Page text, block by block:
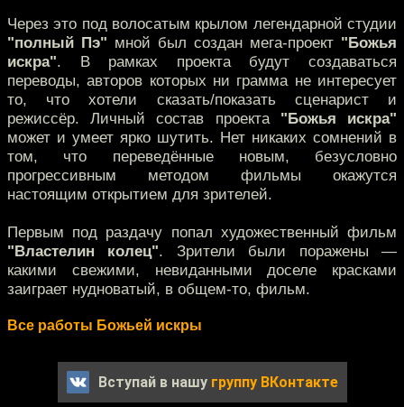
Через это под волосатым крылом легендарной студии
"полный Пэ" мной был создан мега-проект "Божья
искра". В рамках проекта будут создаваться
переводы, авторов которых ни грамма не интересует
то, что хотели сказать/показать сценарист и
режиссёр. Личный состав проекта "Божья искра"
может и умеет ярко шутить. Нет никаких сомнений в
том, что переведённые новым, безусловно
прогрессивным методом фильмы окажутся
настоящим открытием для зрителей.
Первым под раздачу попал художественный фильм
"Властелин колец". Зрители были поражены —
какими свежими, невиданными доселе красками
заиграет нудноватый, в общем-то, фильм.
Все работы Божьей искры
Вступай в нашу группу ВКонтакте